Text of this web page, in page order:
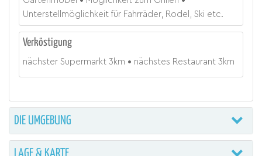
Unterstellmöglichkeit für Fahrräder, Rodel, Ski etc.
Verköstigung
nächster Supermarkt 3 km nächstes Restaurant 3 km
DIE UMGEBUNG